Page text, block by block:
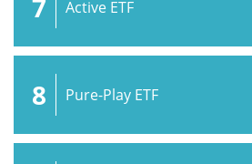
7 Active ETF
8 Pure-Play ETF